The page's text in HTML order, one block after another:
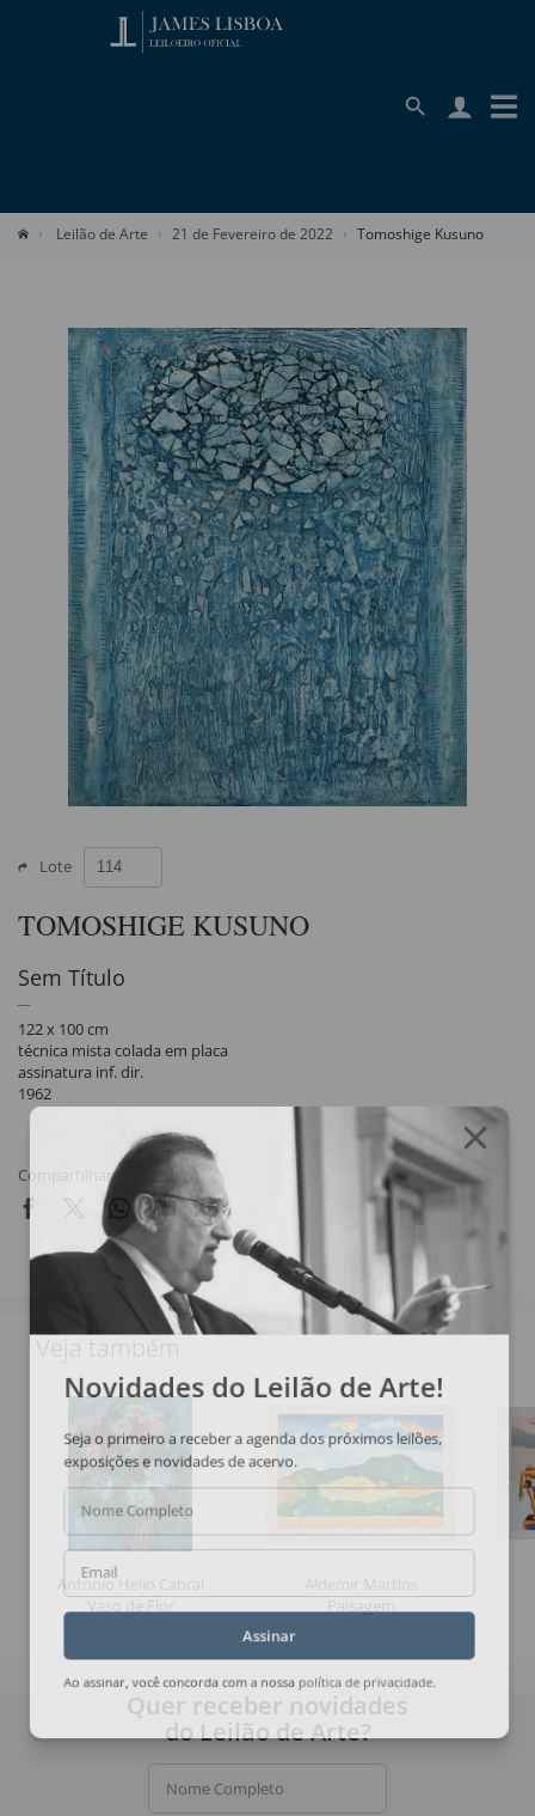
Leilão de Arte 21 de Fevereiro de 2022 Tomoshige Kusuno
Lote
TOMOSHIGE KUSUNO
Sem Título
122 x 100 cm
técnica mista colada em placa
assinatura inf. dir.
1962
Compartilhar
Veja também
Antonio Helio Cabral
Vaso de Flor
Aldemir Martins
Paisagem
Novidades do Leilão de Arte!
Seja o primeiro a receber a agenda dos próximos leilões,
exposições e novidades de acervo.
Nome Completo
Email
Assinar
Ao assinar, você concorda com a nossapolítica de privacidade
Quer receber novidades
do Leilão de Arte?
Nome Completo